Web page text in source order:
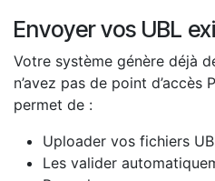
Envoyer vos UBL
Votre système génère déjà
n’avez pas de point d’accès
permet de :
Uploader vos fichiers
Les valider